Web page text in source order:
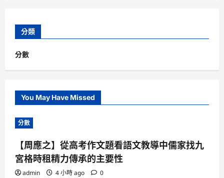
分類
分數
You May Have Missed
分數
【周應之】從高考作文題看語文教導中儒家找九
宮格時租精力傳承的主要性
admin 4 小時 ago 0